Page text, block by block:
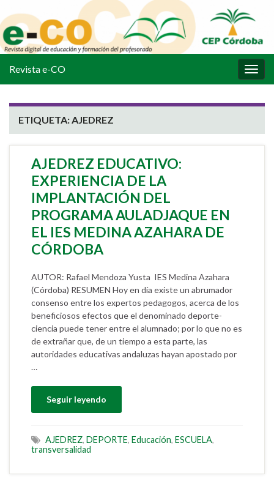
la
Revista e-CO
ETIQUETA: AJEDREZ
AJEDREZ EDUCATIVO:
EXPERIENCIA DE LA
IMPLANTACIÓN DEL
PROGRAMA AULADJAQUE EN
EL IES MEDINA AZAHARA DE
CÓRDOBA
AUTOR: Rafael Mendoza Yusta IES Medina Azahara
(Córdoba) RESUMEN Hoy en día existe un abrumador
consenso entre los expertos pedagogos, acerca de los
beneficiosos efectos que el denominado deporte-
ciencia puede tener entre el alumnado; por lo que no es
de extrañar que, de un tiempo a esta parte, las
autoridades educativas andaluzas hayan apostado por
…
Seguir leyendo
AJEDREZ, DEPORTE, Educación, ESCUELA,
transversalidad